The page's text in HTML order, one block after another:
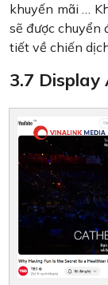
khuyến mãi …
sẽ được chuyển
tiết về chiến
3.7 Display